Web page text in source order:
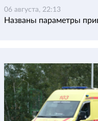
06 августа, 22:13
Названы параметры